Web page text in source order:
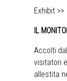
Exhibit >>
IL
Accolti
visitatori
allestita